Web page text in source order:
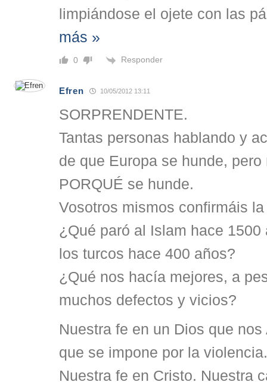
limpiándose el ojete con las
más »
0 Responder
Efren 10/05/2012 13:11
SORPRENDENTE.
Tantas personas hablando y
de que Europa se hunde,
PORQUÉ se hunde.
Vosotros mismos confirmáis
¿Qué paró al Islam hace 1500
los turcos hace 400 años?
¿Qué nos hacía mejores, a
muchos defectos y vicios?
Nuestra fe en un Dios que
que se impone por la violencia.
Nuestra fe en Cristo. Nuestra